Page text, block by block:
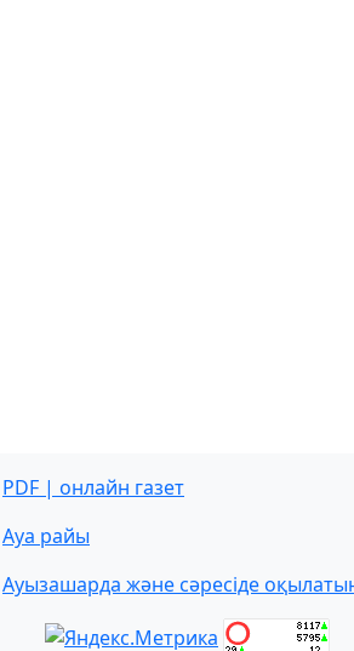
PDF | онлайн газет
Ауа райы
Ауызашарда және сәресіде